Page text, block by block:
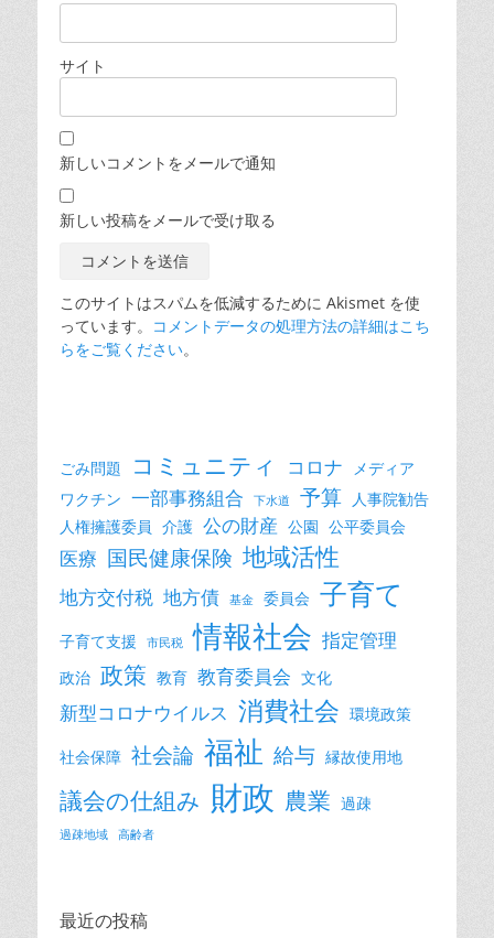
サイト
新しいコメントをメールで通知
新しい投稿をメールで受け取る
このサイトはスパムを低減するために Akismet を使
っています。 コメントデータの処理方法の詳細はこち
らをご覧ください。
ごみ問題 コミュニティ コロナ
メディア
ワクチン 一部事務組合 下水道 予算 人事院勧告
人権擁護委員 介護 公の財産 公園 公平委員会
医療 国民健康保険 地域活性
地方交付税 地方債 基金 委員会 子育て
子育て支援 市民税 情報社会 指定管理
政治 政策 教育 教育委員会 文化
新型コロナウイルス 消費社会 環境政策
社会保障 社会論 福祉 給与 縁故使用地
議会の仕組み 財政 農業 過疎
過疎地域 高齢者
最近の投稿